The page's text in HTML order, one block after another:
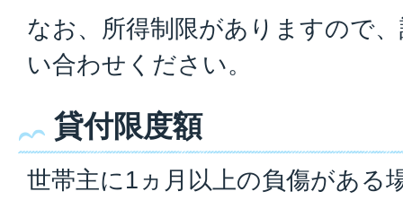
なお、所得制限がありますので
い合わせください。
貸付限度額
世帯主に1ヵ月以上の負傷がある